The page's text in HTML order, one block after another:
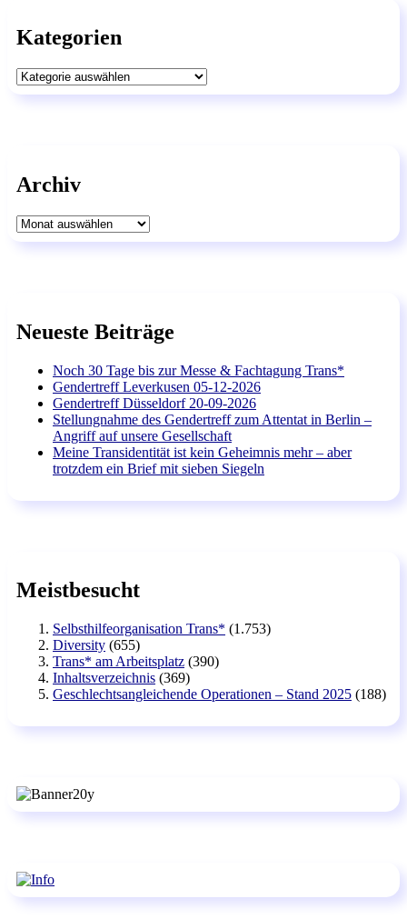
Kategorien
Kategorien
Archiv
Archiv
Neueste Beiträge
Noch 30 Tage bis zur Messe & Fachtagung Trans*
Gendertreff Leverkusen 05-12-2026
Gendertreff Düsseldorf 20-09-2026
Stellungnahme des Gendertreff zum Attentat in Berlin –
Angriff auf unsere Gesellschaft
Meine Transidentität ist kein Geheimnis mehr – aber
trotzdem ein Brief mit sieben Siegeln
Meistbesucht
Selbsthilfeorganisation Trans* (1.753)
Diversity (655)
Trans* am Arbeitsplatz (390)
Inhaltsverzeichnis (369)
Geschlechtsangleichende Operationen – Stand 2025 (188)